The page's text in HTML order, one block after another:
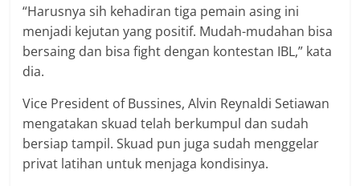
“Harusnya sih kehadiran tiga pemain asing ini
menjadi kejutan yang positif. Mudah-mudahan bisa
bersaing dan bisa fight dengan kontestan IBL,” kata
dia.
Vice President of Bussines, Alvin Reynaldi Setiawan
mengatakan skuad telah berkumpul dan sudah
bersiap tampil. Skuad pun juga sudah menggelar
privat latihan untuk menjaga kondisinya.